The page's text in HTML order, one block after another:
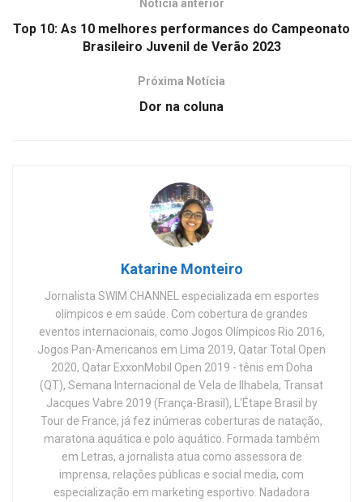
Notícia anterior
Top 10: As 10 melhores performances do Campeonato
Brasileiro Juvenil de Verão 2023
Próxima Notícia
Dor na coluna
Katarine Monteiro
Jornalista SWIM CHANNEL especializada em esportes
olímpicos e em saúde. Com cobertura de grandes
eventos internacionais, como Jogos Olímpicos Rio 2016,
Jogos Pan-Americanos em Lima 2019, Qatar Total Open
2020, Qatar ExxonMobil Open 2019 - tênis em Doha
(QT), Semana Internacional de Vela de Ilhabela, Transat
Jacques Vabre 2019 (França-Brasil), L'Étape Brasil by
Tour de France, já fez inúmeras coberturas de natação,
maratona aquática e polo aquático. Formada também
em Letras, a jornalista atua como assessora de
imprensa, relações públicas e social media, com
especialização em marketing esportivo. Nadadora